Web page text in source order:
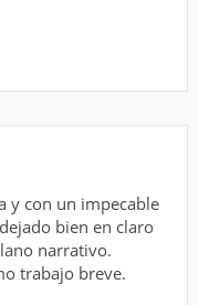
y con un impecable
bien en claro
narrativo.
trabajo breve.